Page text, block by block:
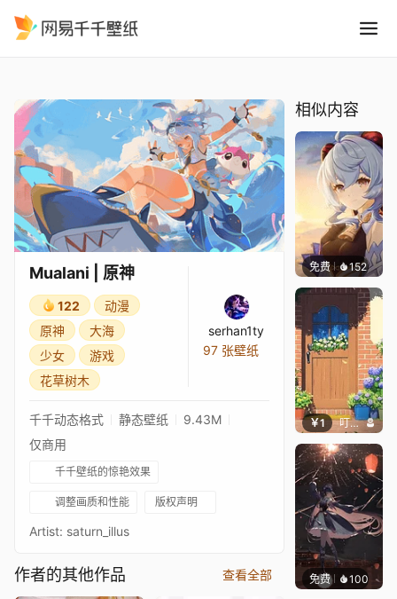
Mualani | 原神
122
动漫
原神
大海
少女
游戏
花草树木
serhan1ty
97 张壁纸
千千动态格式 静态壁纸
9.43M
仅商用
千千壁纸的惊艳效果
调整画质和性能 版权声明
Artist: saturn_illus
作者的其他作品 查看全部
相似内容
免费 152Tikzito
￥1 叮叮当当
免费 100